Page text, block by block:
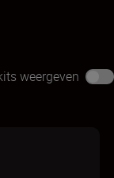
weergeven